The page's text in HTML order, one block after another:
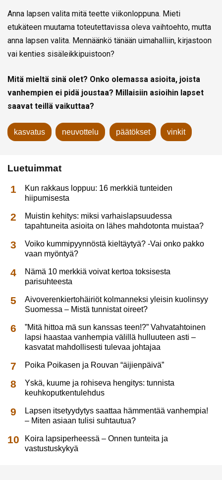
Anna lapsen valita mitä teette viikonloppuna. Mieti
etukäteen muutama toteutettavissa oleva vaihtoehto, mutta
anna lapsen valita. Mennäänkö tänään uimahalliin, kirjastoon
vai kenties sisäleikkipuistoon?
Mitä mieltä sinä olet? Onko olemassa asioita, joista
vanhempien ei pidä joustaa? Millaisiin asioihin lapset
saavat teillä vaikuttaa?
kasvatus neuvottelu päätökset vinkit
Luetuimmat
Kun rakkaus loppuu: 16 merkkiä tunteiden
hiipumisesta
Muistin kehitys: miksi varhaislapsuudessa
tapahtuneita asioita on lähes mahdotonta muistaa?
Voiko kummipyynnöstä kieltäytyä? -Vai onko pakko
vaan myöntyä?
Nämä 10 merkkiä voivat kertoa toksisesta
parisuhteesta
Aivoverenkiertohäiriöt kolmanneksi yleisin kuolinsyy
Suomessa – Mistä tunnistat oireet?
”Mitä hittoa mä sun kanssas teen!?” Vahvatahtoinen
lapsi haastaa vanhempia välillä hulluuteen asti –
kasvatat mahdollisesti tulevaa johtajaa
Poika Poikasen ja Rouvan “äijienpäivä”
Yskä, kuume ja rohiseva hengitys: tunnista
keuhkoputkentulehdus
Lapsen itsetyydytys saattaa hämmentää vanhempia!
– Miten asiaan tulisi suhtautua?
Koira lapsiperheessä – Onnen tunteita ja
vastustuskykyä